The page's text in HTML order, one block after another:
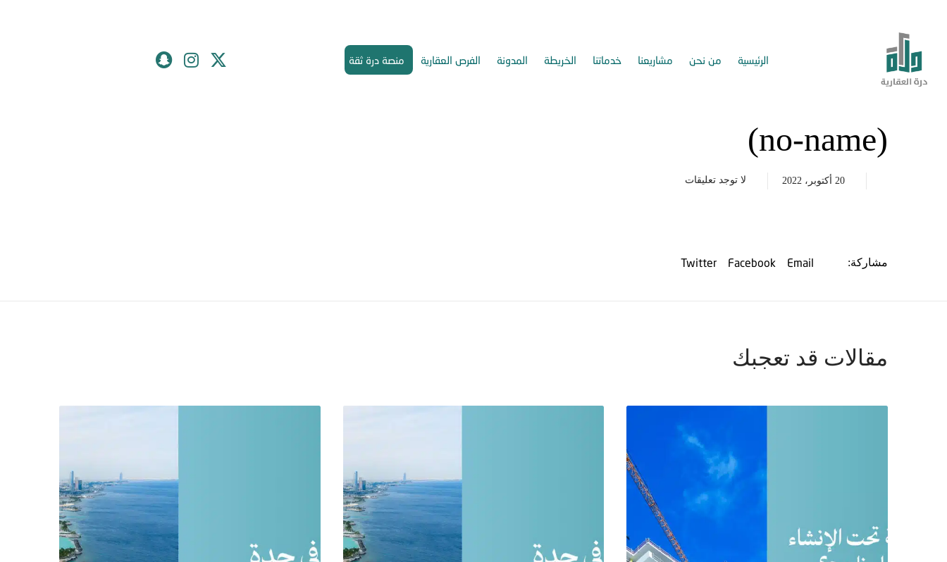
الرئيسية من نحن مشاريعنا خدماتنا الخريطة المدونة الفرص العقارية منصة درة ثقة
(no-name)
20 أكتوبر، 2022 لا توجد تعليقات
مشاركة: Email
Facebook
Twitter
مقالات قد تعجبك